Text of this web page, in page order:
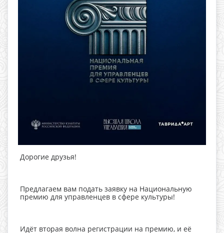
Дорогие друзья!
Предлагаем вам подать заявку на Национальную
премию для управленцев в сфере культуры!
Идёт вторая волна регистрации на премию, и её